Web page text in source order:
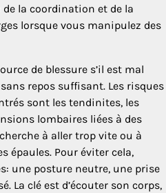
la coordination et de la
lorsque vous manipulez des
de blessure s’il est mal
repos suffisant. Les risques
sont les tendinites, les
lombaires liées à des
à aller trop vite ou à
épaules. Pour éviter cela,
une posture neutre, une prise
La clé est d’écouter son corps,